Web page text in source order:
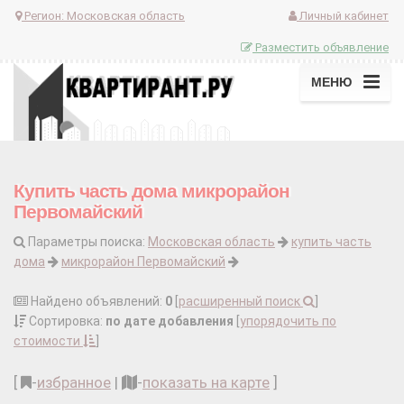
Регион: Московская область Личный кабинет
Разместить объявление
МЕНЮ
Купить часть дома микрорайон
Первомайский
Параметры поиска: Московская область
купить часть
дома
микрорайон Первомайский
Найдено объявлений: 0 расширенный поиск
Сортировка: по дате добавления упорядочить по
стоимости
-избранное | -показать на карте